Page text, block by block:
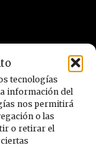
tecnologías
información del
nos permitirá
o las
o retirar el